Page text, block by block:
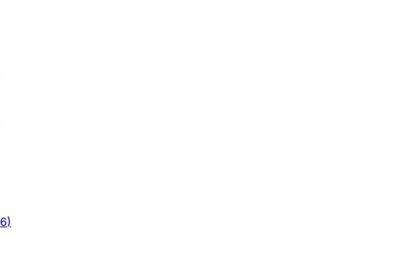
6)